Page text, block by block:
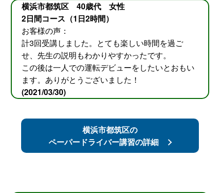
横浜市都筑区 40歳代 女性
2日間コース（1日2時間）
お客様の声：
計3回受講しました。とても楽しい時間を過ご
せ、先生の説明もわかりやすかったです。
この後は一人での運転デビューをしたいとおもい
ます。ありがとうございました！
(2021/03/30)
横浜市都筑区の
ペーパードライバー講習の詳細